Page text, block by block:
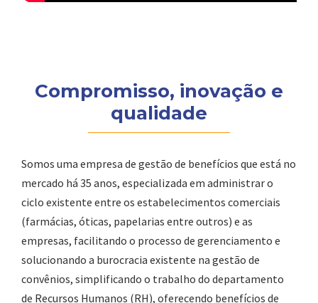
Compromisso, inovação e
qualidade
Somos uma empresa de gestão de benefícios que está no
mercado há 35 anos, especializada em administrar o
ciclo existente entre os estabelecimentos comerciais
(farmácias, óticas, papelarias entre outros) e as
empresas, facilitando o processo de gerenciamento e
solucionando a burocracia existente na gestão de
convênios, simplificando o trabalho do departamento
de Recursos Humanos (RH), oferecendo benefícios de